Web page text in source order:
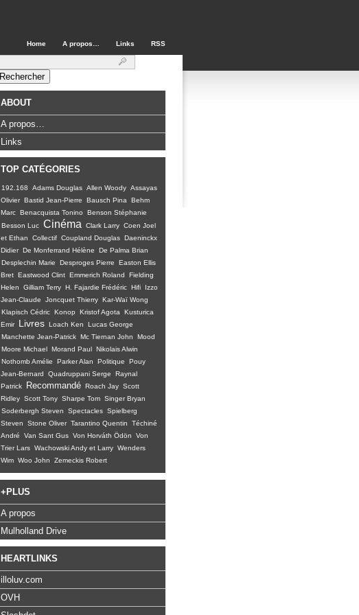
Home A propos… Links RSS
ABOUT
A propos…
Links
TOP CATÉGORIES
192.168 Adams Douglas Allen Woody Assayas
Olivier Bastid Jean-Pierre Bausch Pina
Behm
Marc Benacquista Tonino
Benson Stéphanie
Besson Luc Cinéma Clark Larry Coen Joel
et Ethan
Collectif Coupland Douglas Daeninckx
Didier De Monferrand Hélène
De Palma Brian
Desplechin Marie
Desproges Pierre
Easton Ellis
Bret Eastwood Clint Emmerich Roland
Fielding
Helen
Gilliam Terry H. Fajardie Frédéric Hifi
Izzo
Jean-Claude
Joncquet Thierry Kar-Waï Wong
Klapisch Cédric Konop Kristof Agota
Kusturica
Emir
Livres Loach Ken
Lucas George
Manchette Jean-Patrick Mc Tiernan John
Mood
Moore Michael Morand Paul Nikolais Alwin
Nothomb Amélie
Parker Alan Politique
Pouy
Jean-Bernard
Quadruppani Serge
Raynal
Patrick
Recommandé Roach Jay Scott
Ridley Scott Tony Sharpe Tom Singer Bryan
Soderbergh Steven
Spectacles Spielberg
Steven
Stone Oliver Tarantino Quentin
Téchiné
André
Van Sant Gus Von Horváth Ödön
Von
Trier Lars Wachowski Andy et Larry Wenders
Wim Woo John Zemeckis Robert
+PLUS
A propos
Mulholland Drive
HEARTLINKS
illoluv.com
OVH